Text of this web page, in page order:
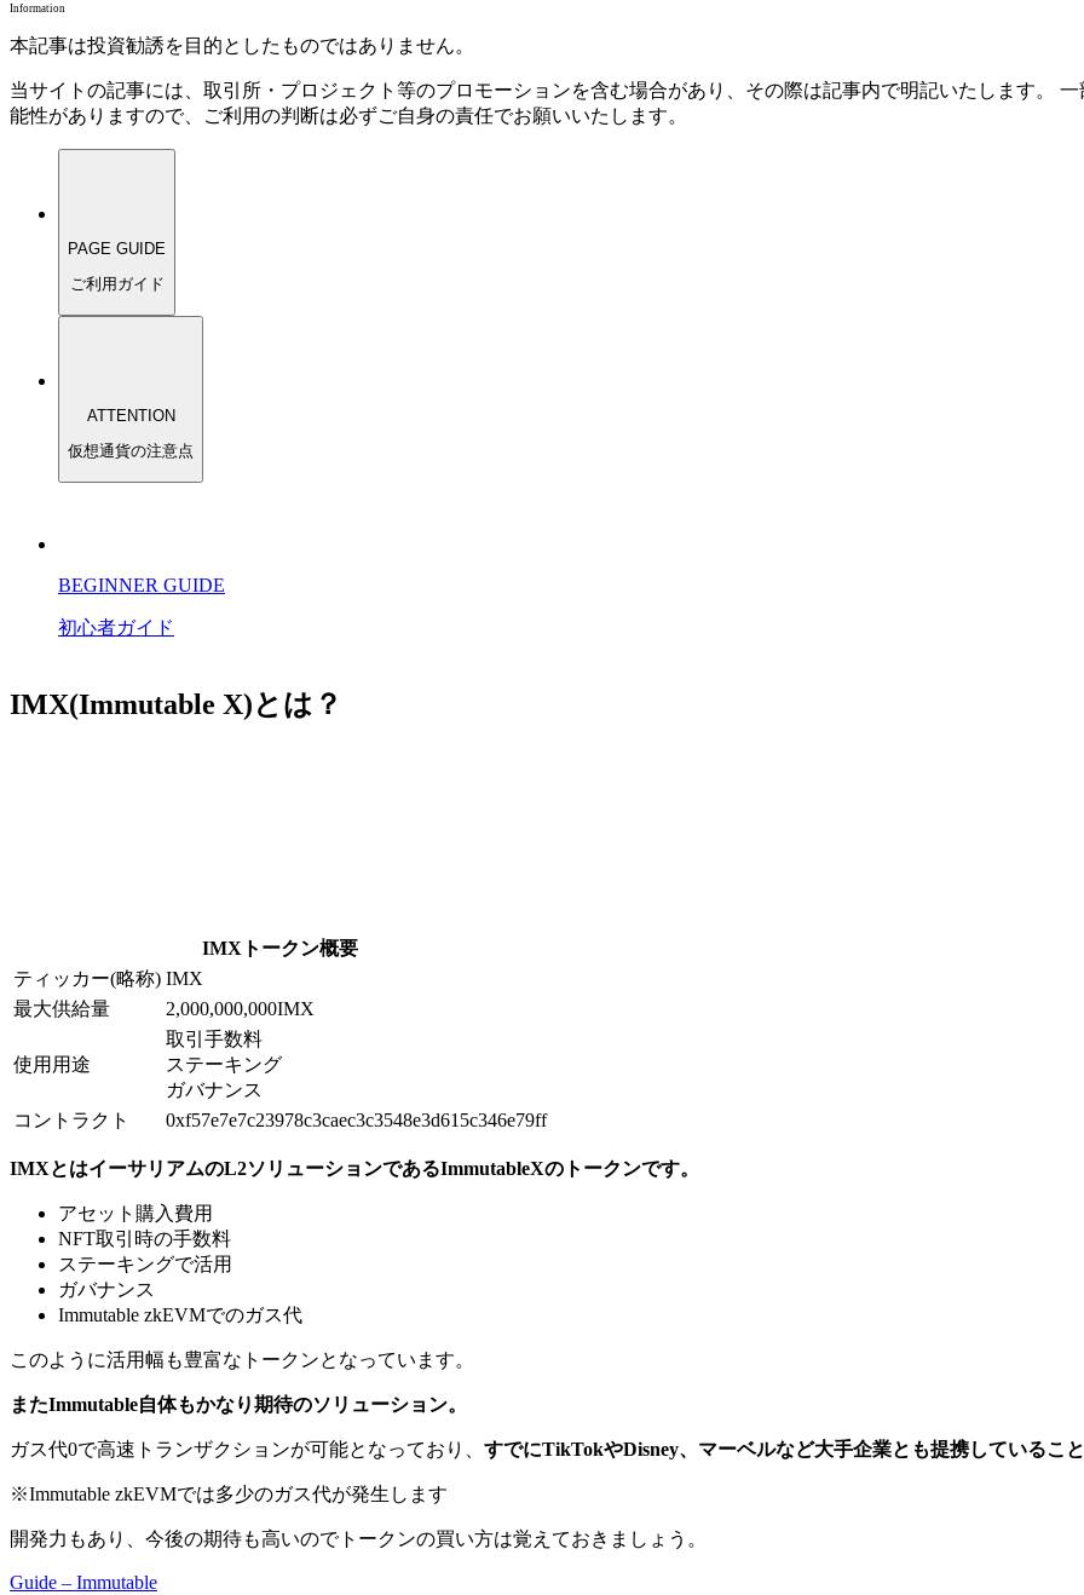
Information
本記事は投資勧誘を目的としたものではありません。
当サイトの記事には、取引所・プロジェクト等のプロモーションを含む場合があり、その際は記事内で明記いたします。
能性がありますので、ご利用の判断は必ずご自身の責任でお願いいたします。
PAGE GUIDE
ご利用ガイド
ATTENTION
仮想通貨の注意点
BEGINNER GUIDE
初心者ガイド
IMX(Immutable X)とは？
IMXトークン概要
ティッカー(略称) IMX
最大供給量
2,000,000,000IMX
使用用途
取引手数料
ステーキング
ガバナンス
コントラクト
0xf57e7e7c23978c3caec3c3548e3d615c346e79ff
IMXとはイーサリアムのL2ソリューションであるImmutableXのトークンです。
アセット購入費用
NFT取引時の手数料
ステーキングで活用
ガバナンス
Immutable zkEVMでのガス代
このように活用幅も豊富なトークンとなっています。
またImmutable自体もかなり期待のソリューション。
ガス代0で高速トランザクションが可能となっており、 すでにTikTokやDisney、マーベルなど大手企業とも提携していること
※Immutable zkEVMでは多少のガス代が発生します
開発力もあり、今後の期待も高いのでトークンの買い方は覚えておきましょう。
Guide – Immutable